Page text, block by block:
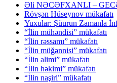
Əli NƏCƏFXANLI –
Rövşən Hüseynov mükafatı
Yuxular: Şüurun Zamanla
“İlin mühəndisi” mükafatı
“İlin rəssamı” mükafatı
“İlin müğənnisi” mükafatı
“İlin alimi” mükafatı
“İlin həkimi” mükafatı
“İlin naşiri” mükafatı